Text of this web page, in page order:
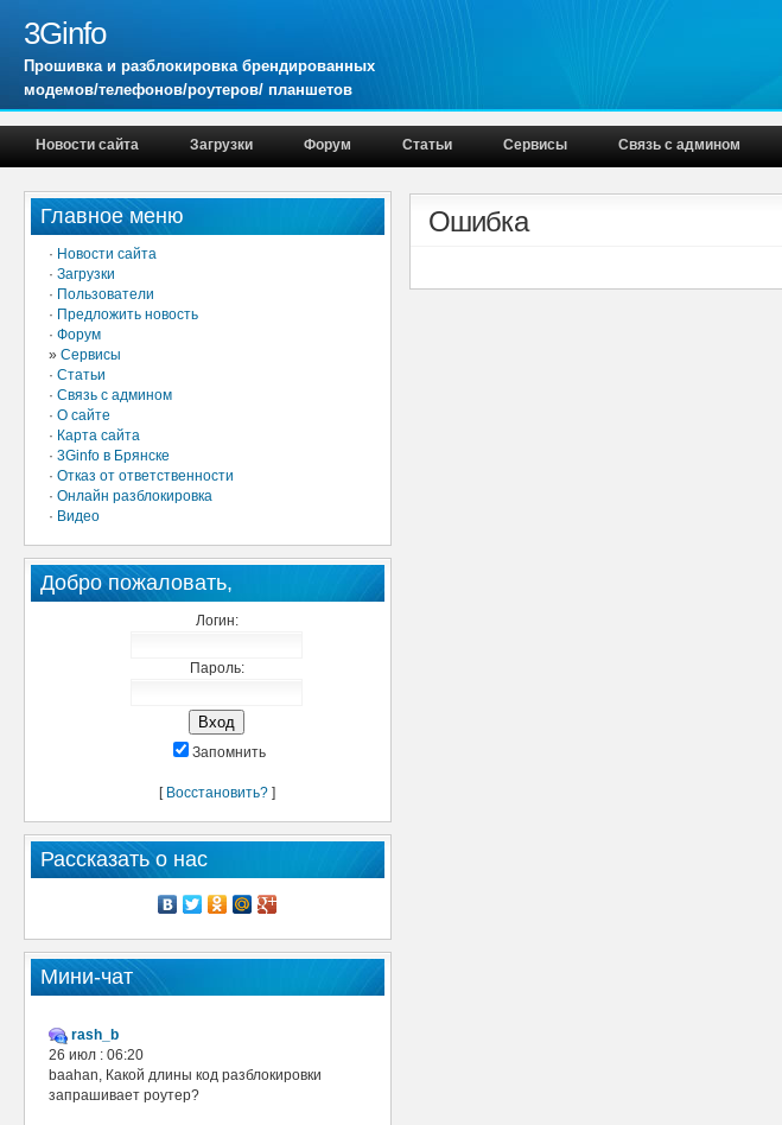
3Ginfo
Прошивка и разблокировка брендированных
модемов/телефонов/роутеров/ планшетов
Новости сайта Загрузки Форум Статьи Сервисы Связь с админом
Главное меню
· Новости сайта
· Загрузки
· Пользователи
· Предложить новость
· Форум
» Сервисы
· Статьи
· Связь с админом
· О сайте
· Карта сайта
· 3Ginfo в Брянске
· Отказ от ответственности
· Онлайн разблокировка
· Видео
Добро пожаловать,
Логин:
Пароль:
Запомнить
[ Восстановить?]
Рассказать о нас
Мини-чат
rash_b
26 июл : 06:20
baahan, Какой длины код разблокировки
запрашивает роутер?
Ошибка